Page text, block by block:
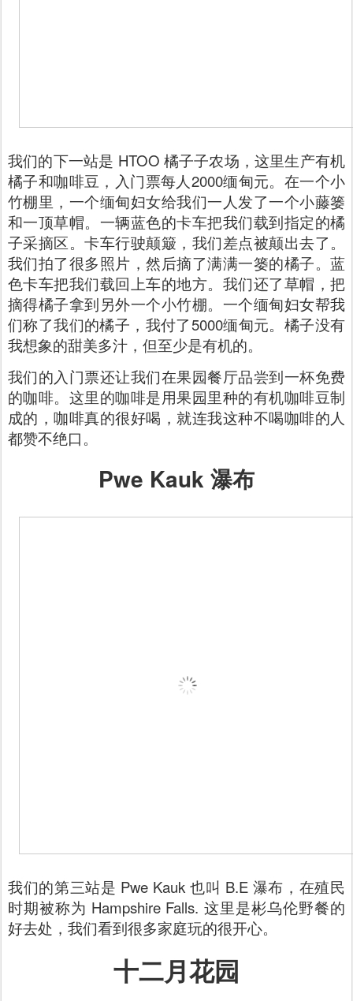
我们的下一站是 HTOO 橘子子农场，这里生产有机
橘子和咖啡豆，入门票每人2000缅甸元。在一个小
竹棚里，一个缅甸妇女给我们一人发了一个小藤篓
和一顶草帽。一辆蓝色的卡车把我们载到指定的橘
子采摘区。卡车行驶颠簸，我们差点被颠出去了。
我们拍了很多照片，然后摘了满满一篓的橘子。蓝
色卡车把我们载回上车的地方。我们还了草帽，把
摘得橘子拿到另外一个小竹棚。一个缅甸妇女帮我
们称了我们的橘子，我付了5000缅甸元。橘子没有
我想象的甜美多汁，但至少是有机的。
我们的入门票还让我们在果园餐厅品尝到一杯免费
的咖啡。这里的咖啡是用果园里种的有机咖啡豆制
成的，咖啡真的很好喝，就连我这种不喝咖啡的人
都赞不绝口。
Pwe Kauk 瀑布
我们的第三站是 Pwe Kauk 也叫 B.E 瀑布，在殖民
时期被称为 Hampshire Falls. 这里是彬乌伦野餐的
好去处，我们看到很多家庭玩的很开心。
十二月花园